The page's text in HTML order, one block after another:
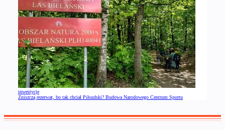
inwestycje
Zniszczą rezerwat, bo tak chciał Piłsudski? Budowa Narodowego Centrum Sportu